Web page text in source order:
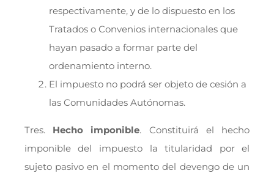
respectivamente, y de lo dispuesto en los
Tratados o Convenios internacionales que
hayan pasado a formar parte del
ordenamiento interno.
El impuesto no podrá ser objeto de cesión a
las Comunidades Autónomas.
Tres. Hecho imponible. Constituirá el hecho
imponible del impuesto la titularidad por el
sujeto pasivo en el momento del devengo de un